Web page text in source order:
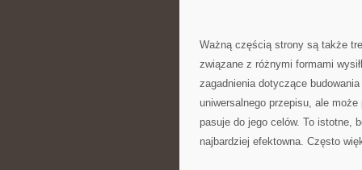
Ważną częścią strony są także
związane z różnymi formami
zagadnienia dotyczące
uniwersalnego przepisu, ale
pasuje do jego celów. To istotne,
najbardziej efektowna. Często